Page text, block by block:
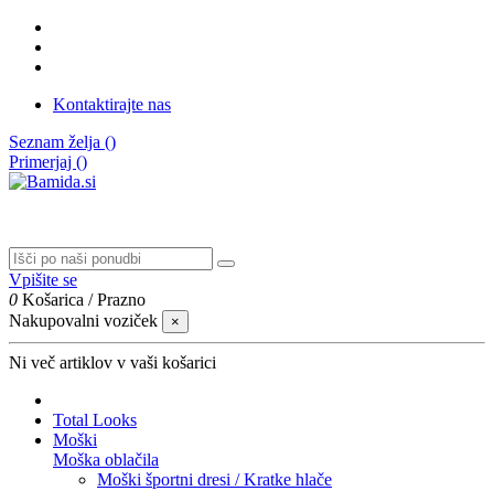
Kontaktirajte nas
Seznam želja ()
Primerjaj ()
Vpišite se
0 Košarica /Prazno
Nakupovalni voziček
×
Ni več artiklov v vaši košarici
Total Looks
Moški
Moška oblačila
Moški športni dresi / Kratke hlače